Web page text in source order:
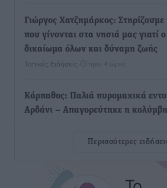
Γιώργος Χατζημάρκος: Στηρίζουμε
που γίνονται στα νησιά μας γιατί ο
δικαίωμα όλων και δύναμη ζωής
Τοπικές Ειδήσεις πριν 4 ώρες
Κάρπαθος: Παλιά πυρομαχικά
Αρδάνι – Απαγορεύτηκε η
εφησυχασμού» – Σε πλήρη
πριν 5 ώρες
Περισσότερες